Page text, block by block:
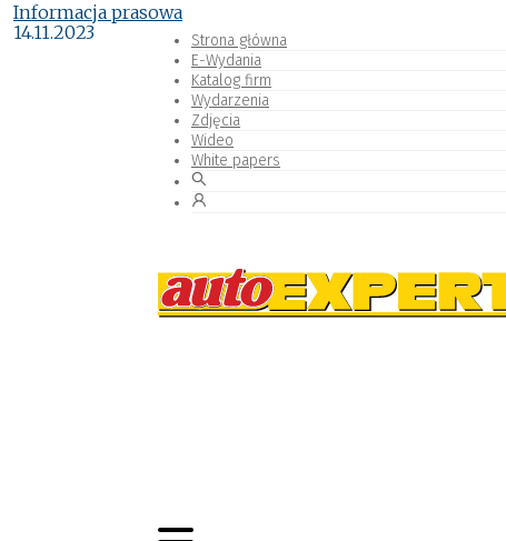
Strona główna
E-Wydania
Katalog firm
Wydarzenia
Zdjęcia
Wideo
White papers
Informacja prasowa
14.11.2023